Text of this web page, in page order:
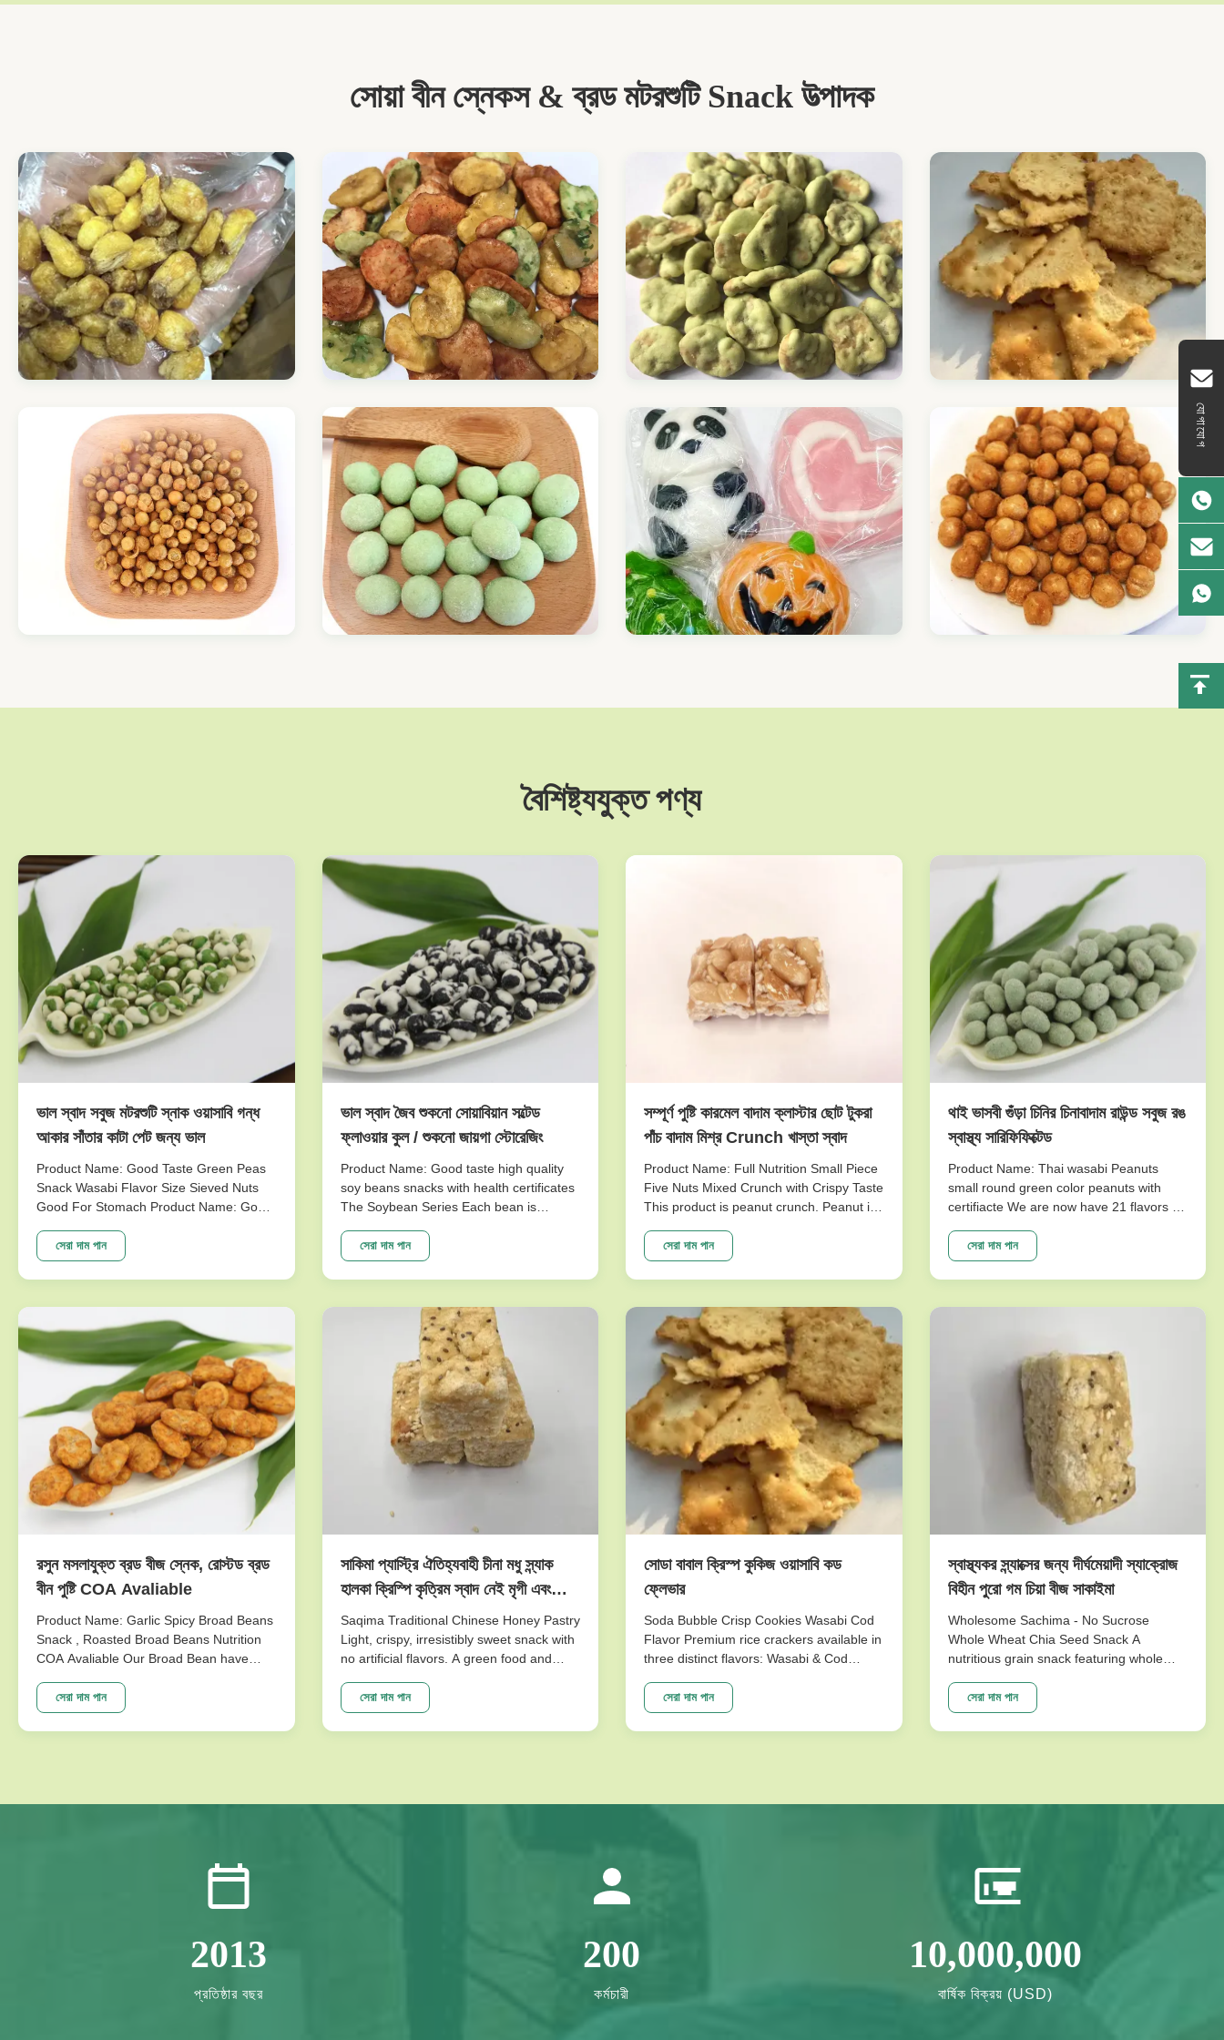
যোগাযোগ
সোয়া বীন স্নেকস & ব্রড মটরশুটি Snack উত্পাদক
বৈশিষ্ট্যযুক্ত পণ্য
ভাল স্বাদ সবুজ মটরশুটি স্নাক ওয়াসাবি গন্ধ
আকার সাঁতার কাটা পেট জন্য ভাল
Product Name: Good Taste Green Peas
Snack Wasabi Flavor Size Sieved Nuts
Good For Stomach Product Name: Good
Size Sieved Nuts Good For Stomach The
selling points NON-GMO,.free from
frying,Good for Spleen & Stomach
সেরা দাম পান
ভাল স্বাদ জৈব শুকনো সোয়াবিয়ান সল্টেড
ফ্লাওয়ার কুল / শুকনো জায়গা স্টোরেজিং
Product Name: Good taste high quality
soy beans snacks with health certificates
The Soybean Series Each bean is
the biggest beans are roasted with our
great care on the production line
imported from Japan. We believe our
সেরা দাম পান
সম্পূর্ণ পুষ্টি কারমেল বাদাম ক্লাস্টার ছোট টুকরা
পাঁচ বাদাম মিশ্র Crunch খাস্তা স্বাদ
Product Name: Full Nutrition Small Piece
Five Nuts Mixed Crunch with Crispy Taste
This product is peanut crunch. Peanut is
made of peanuts is cripsy and tasty.And it
will give you joyful and unforgetable
experience. This product is one of our
সেরা দাম পান
থাই ভাসবী গুঁড়া চিনির চিনাবাদাম রাউন্ড সবুজ রঙ
স্বাস্থ্য সারিফিফিক্টেড
Product Name: Thai wasabi Peanuts
small round green color peanuts with
certifiacte We are now have 21 flavors of
requests. Our main products are nut
snacks , peanuts, peas, beans, dry fruits,
frozen vegetables , and other agricultural
সেরা দাম পান
রসুন মসলাযুক্ত ব্রড বীজ স্নেক, রোস্টড ব্রড
বীন পুষ্টি COA Avaliable
Product Name: Garlic Spicy Broad Beans
Snack , Roasted Broad Beans Nutrition
COA Avaliable Our Broad Bean have
on the traditional flavor. After the effort
our research department, we frist created
braod bean chips in China. Introducing
সেরা দাম পান
সাকিমা প্যাস্ট্রি ঐতিহ্যবাহী চীনা মধু স্ন্যাক
হালকা ক্রিস্পি কৃত্রিম স্বাদ নেই মৃগী এবং
পেটের জন্য ভাল
Saqima Traditional Chinese Honey Pastry
Light, crispy, irresistibly sweet snack with
no artificial flavors. A green food and
Specifications Product Name Saqima
Traditional Chinese Honey Pastry Light
Crispy Irresistibly Sweet Snack No
সেরা দাম পান
সোডা বাবাল ক্রিস্প কুকিজ ওয়াসাবি কড
ফ্লেভার
Soda Bubble Crisp Cookies Wasabi Cod
Flavor Premium rice crackers available in
three distinct flavors: Wasabi & Cod
baked for a low-fat, crispy texture that
satisfies cravings without compromising
on health. Product Specifications
সেরা দাম পান
স্বাস্থ্যকর স্ন্যাক্সের জন্য দীর্ঘমেয়াদী স্যাক্রোজ
বিহীন পুরো গম চিয়া বীজ সাকাইমা
Wholesome Sachima - No Sucrose
Whole Wheat Chia Seed Snack A
nutritious grain snack featuring whole
formulated without sucrose for healthy
energy needs. Perfect for health-
conscious consumers seeking long shelf
সেরা দাম পান
2013
প্রতিষ্ঠার বছর
200
কর্মচারী
10,000,000
বার্ষিক বিক্রয় (USD)